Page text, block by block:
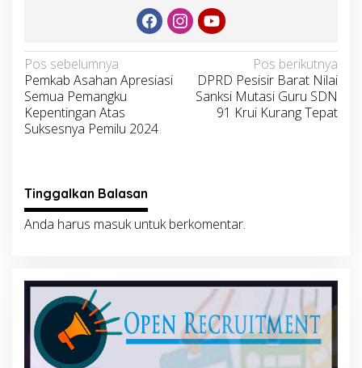
Navigasi
pos
Pos sebelumnya
Pemkab Asahan Apresiasi
Semua Pemangku
Kepentingan Atas
Suksesnya Pemilu 2024
Pos berikutnya
DPRD Pesisir Barat Nilai
Sanksi Mutasi Guru SDN
91 Krui Kurang Tepat
Tinggalkan Balasan
Anda harus masukuntuk berkomentar.